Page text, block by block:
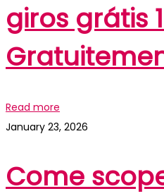
giros grátis
Read more
January 23, 2026
Come